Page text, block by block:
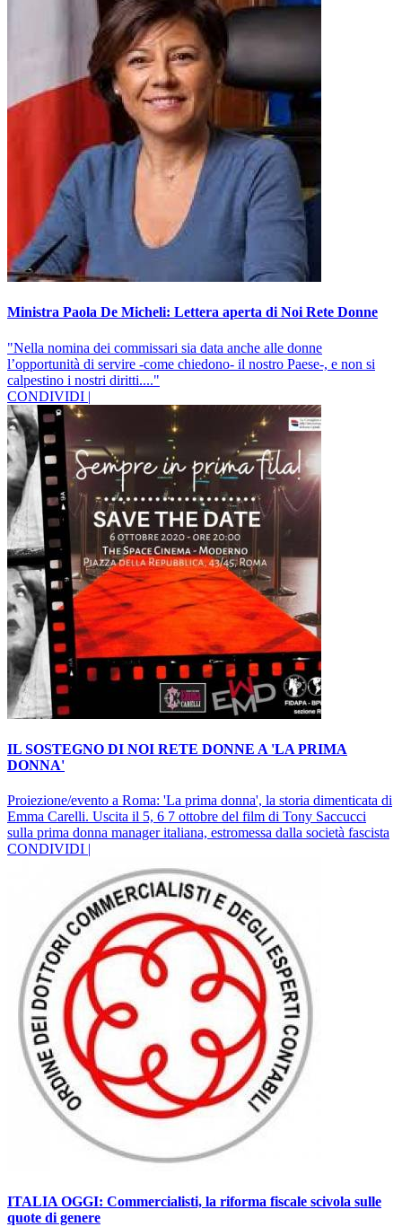
Ministra Paola De Micheli: Lettera aperta di Noi Rete Donne
"Nella nomina dei commissari sia data anche alle donne
l’opportunità di servire -come chiedono- il nostro Paese-, e non si
calpestino i nostri diritti...."
CONDIVIDI |
IL SOSTEGNO DI NOI RETE DONNE A 'LA PRIMA
DONNA'
Proiezione/evento a Roma: 'La prima donna', la storia dimenticata di
Emma Carelli. Uscita il 5, 6 7 ottobre del film di Tony Saccucci
sulla prima donna manager italiana, estromessa dalla società fascista
CONDIVIDI |
ITALIA OGGI: Commercialisti, la riforma fiscale scivola sulle
quote di genere